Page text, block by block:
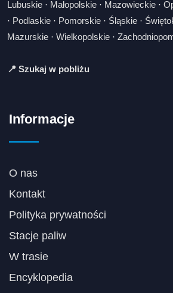
Lubuskie · Małopolskie · Mazowieckie ·
· Podlaskie · Pomorskie · Śląskie ·
Mazurskie · Wielkopolskie ·
📍 Szukaj w pobliżu
Informacje
O nas
Kontakt
Polityka prywatności
Stacje paliw
W trasie
Encyklopedia